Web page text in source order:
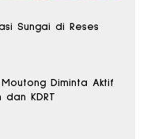
Sungai di Reses
Diminta Aktif
KDRT